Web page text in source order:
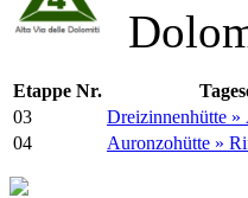
Etappe Nr.
03
Dreizinnenhütte »
04
Auronzohütte »